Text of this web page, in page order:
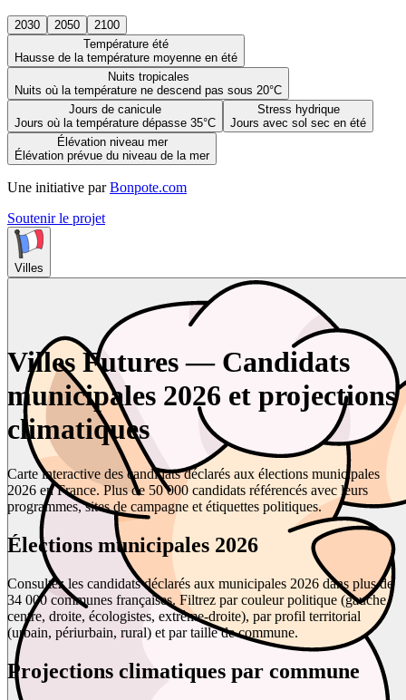
2030 2050
2100
Température été
Hausse de la température moyenne en été
Nuits tropicales
Nuits où la température ne descend pas sous 20°C
Jours de canicule
Jours où la température dépasse 35°C
Stress hydrique
Jours avec sol sec en été
Élévation niveau mer
Élévation prévue du niveau de la mer
Une initiative par Bonpote.com
Soutenir le projet
Villes
Villes Futures — Candidats
municipales 2026 et projections
climatiques
Carte interactive des candidats déclarés aux élections municipales
2026 en France. Plus de 50 000 candidats référencés avec leurs
programmes, sites de campagne et étiquettes politiques.
Élections municipales 2026
Consultez les candidats déclarés aux municipales 2026 dans plus de
34 000 communes françaises. Filtrez par couleur politique (gauche,
centre, droite, écologistes, extrême-droite), par profil territorial
(urbain, périurbain, rural) et par taille de commune.
Projections climatiques par commune